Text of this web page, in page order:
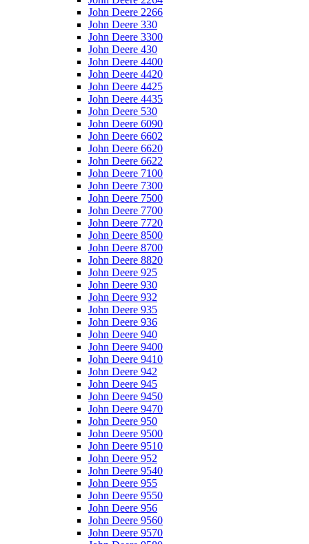
John Deere 2266
John Deere 330
John Deere 3300
John Deere 430
John Deere 4400
John Deere 4420
John Deere 4425
John Deere 4435
John Deere 530
John Deere 6090
John Deere 6602
John Deere 6620
John Deere 6622
John Deere 7100
John Deere 7300
John Deere 7500
John Deere 7700
John Deere 7720
John Deere 8500
John Deere 8700
John Deere 8820
John Deere 925
John Deere 930
John Deere 932
John Deere 935
John Deere 936
John Deere 940
John Deere 9400
John Deere 9410
John Deere 942
John Deere 945
John Deere 9450
John Deere 9470
John Deere 950
John Deere 9500
John Deere 9510
John Deere 952
John Deere 9540
John Deere 955
John Deere 9550
John Deere 956
John Deere 9560
John Deere 9570